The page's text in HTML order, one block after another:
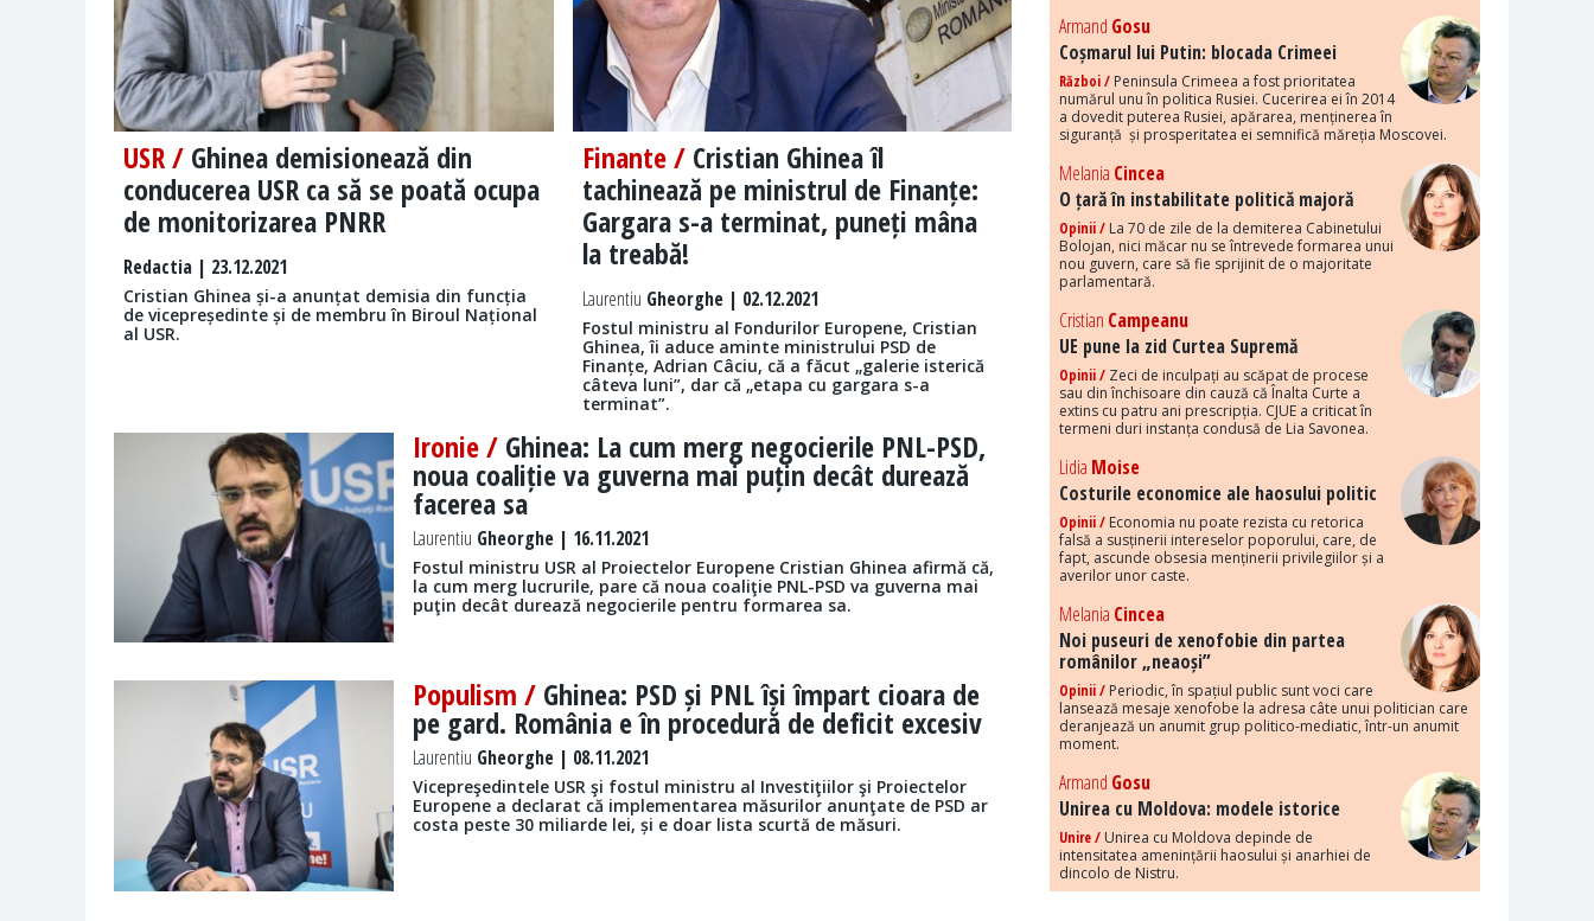
USR / Ghinea demisionează din
conducerea USR ca să se poată ocupa
de monitorizarea PNRR
Redactia | 23.12.2021
Cristian Ghinea și-a anunțat demisia din funcția
de vicepreședinte și de membru în Biroul Național
al USR.
Finante / Cristian Ghinea îl
tachinează pe ministrul de Finanțe:
Gargara s-a terminat, puneți mâna
la treabă!
Laurentiu Gheorghe | 02.12.2021
Fostul ministru al Fondurilor Europene, Cristian
Ghinea, îi aduce aminte ministrului PSD de
Finanțe, Adrian Câciu, că a făcut „galerie isterică
câteva luni”, dar că „etapa cu gargara s-a
terminat”.
Ironie / Ghinea: La cum merg negocierile PNL-PSD,
noua coaliție va guverna mai puțin decât durează
facerea sa
Laurentiu Gheorghe | 16.11.2021
Fostul ministru USR al Proiectelor Europene Cristian Ghinea afirmă că,
la cum merg lucrurile, pare că noua coaliţie PNL-PSD va guverna mai
puţin decât durează negocierile pentru formarea sa.
Populism / Ghinea: PSD și PNL își împart cioara de
pe gard. România e în procedură de deficit excesiv
Laurentiu Gheorghe | 08.11.2021
Vicepreşedintele USR şi fostul ministru al Investiţiilor şi Proiectelor
Europene a declarat că implementarea măsurilor anunţate de PSD ar
costa peste 30 miliarde lei, și e doar lista scurtă de măsuri.
Armand Gosu
Coșmarul lui Putin: blocada Crimeei
Război / Peninsula Crimeea a fost prioritatea
numărul unu în politica Rusiei. Cucerirea ei în 2014
a dovedit puterea Rusiei, apărarea, menținerea în
siguranță și prosperitatea ei semnifică măreția Moscovei.
Melania Cincea
O țară în instabilitate politică majoră
Opinii / La 70 de zile de la demiterea Cabinetului
Bolojan, nici măcar nu se întrevede formarea unui
nou guvern, care să fie sprijinit de o majoritate
parlamentară.
Cristian Campeanu
UE pune la zid Curtea Supremă
Opinii / Zeci de inculpați au scăpat de procese
sau din închisoare din cauză că Înalta Curte a
extins cu patru ani prescripția. CJUE a criticat în
termeni duri instanța condusă de Lia Savonea.
Lidia Moise
Costurile economice ale haosului politic
Opinii / Economia nu poate rezista cu retorica
falsă a susținerii intereselor poporului, care, de
fapt, ascunde obsesia menținerii privilegiilor și a
averilor unor caste.
Melania Cincea
Noi puseuri de xenofobie din partea
românilor „neaoși”
Opinii / Periodic, în spațiul public sunt voci care
lansează mesaje xenofobe la adresa câte unui politician care
deranjează un anumit grup politico-mediatic, într-un anumit
moment.
Armand Gosu
Unirea cu Moldova: modele istorice
Unire / Unirea cu Moldova depinde de
intensitatea amenințării haosului și anarhiei de
dincolo de Nistru.